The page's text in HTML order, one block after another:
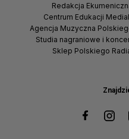
Redakcja
Centrum Edukacji
Agencja Muzyczna
Studia nagraniowe i
Sklep Polskiego